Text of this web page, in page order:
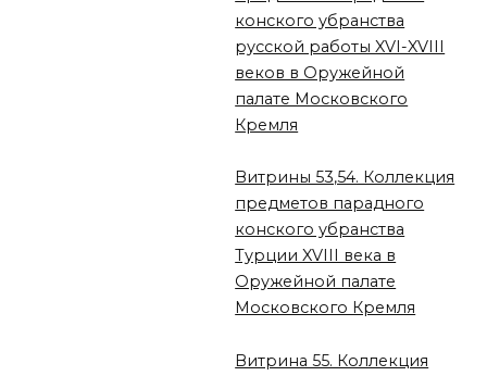
конского убранства
русской работы XVI-XVIII
веков в Оружейной
палате Московского
Кремля
Витрины 53,54. Коллекция
предметов парадного
конского убранства
Турции XVIII века в
Оружейной палате
Московского Кремля
Витрина 55. Коллекция